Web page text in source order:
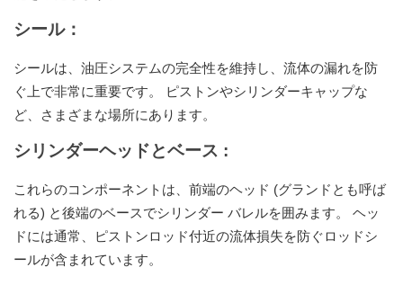
シール：
シールは、油圧システムの完全性を維持し、流体の漏れを防
ぐ上で非常に重要です。 ピストンやシリンダーキャップな
ど、さまざまな場所にあります。
シリンダーヘッドとベース :
これらのコンポーネントは、前端のヘッド (グランドとも呼ば
れる) と後端のベースでシリンダー バレルを囲みます。 ヘッ
ドには通常、ピストンロッド付近の流体損失を防ぐロッドシ
ールが含まれています。